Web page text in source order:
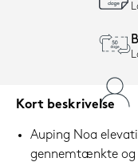
Kort beskrivelse
Auping Noa
gennemtænkte og